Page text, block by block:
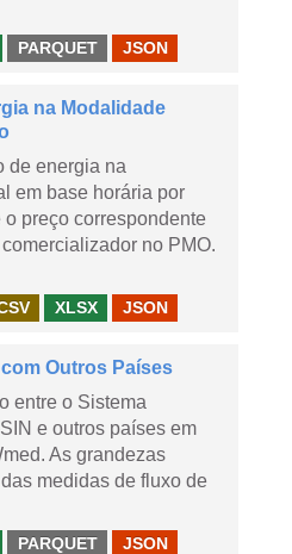
PARQUET JSON
na Modalidade
de energia na
em base horária por
o preço correspondente
no PMO.
XLSX JSON
Outros Países
entre o Sistema
e outros países em
As grandezas
medidas de fluxo de
PARQUET JSON